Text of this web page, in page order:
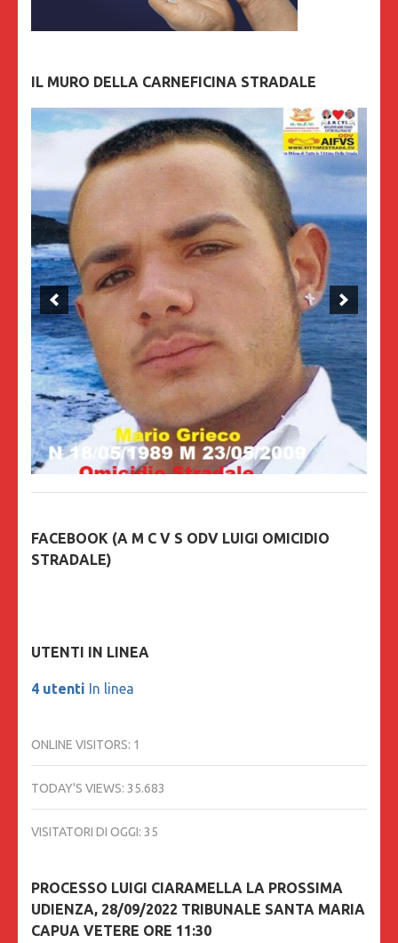
IL MURO DELLA CARNEFICINA STRADALE
FACEBOOK (A M C V S ODV LUIGI OMICIDIO
STRADALE)
UTENTI IN LINEA
4 utenti In linea
ONLINE VISITORS: 1
TODAY'S VIEWS: 35.683
VISITATORI DI OGGI: 35
PROCESSO LUIGI CIARAMELLA LA PROSSIMA
UDIENZA, 28/09/2022 TRIBUNALE SANTA MARIA
CAPUA VETERE ORE 11:30